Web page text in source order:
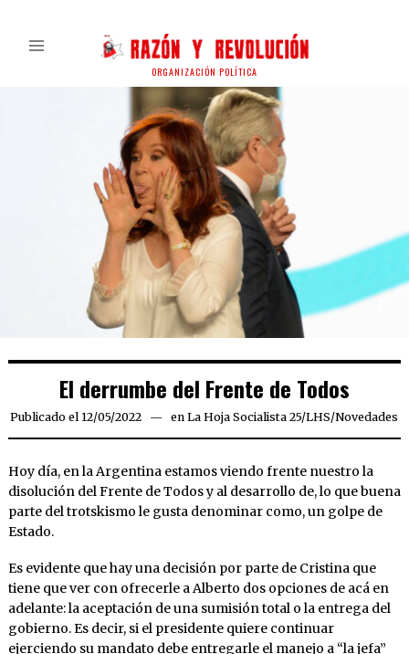
ORGANIZACIÓN POLÍTICA
El derrumbe del Frente de Todos
Publicado el 12/05/2022 16/05/2022
en La Hoja Socialista 25/LHS/Novedades
Hoy día, en la Argentina estamos viendo frente nuestro la
disolución del Frente de Todos y al desarrollo de, lo que buena
parte del trotskismo le gusta denominar como, un golpe de
Estado.
Es evidente que hay una decisión por parte de Cristina que
tiene que ver con ofrecerle a Alberto dos opciones de acá en
adelante: la aceptación de una sumisión total o la entrega del
gobierno. Es decir, si el presidente quiere continuar
ejerciendo su mandato debe entregarle el manejo a “la jefa”